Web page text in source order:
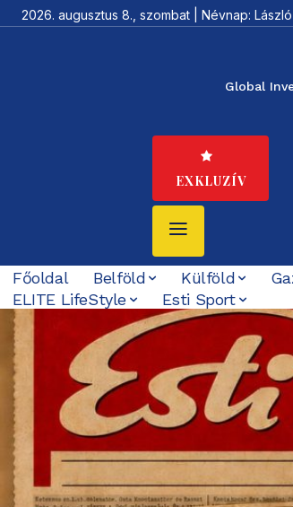
2026. augusztus 8., szombat | Névnap: László
Global
EXKLUZÍV
Főoldal Belföld Külföld
ELITE LifeStyle
Esti Sport